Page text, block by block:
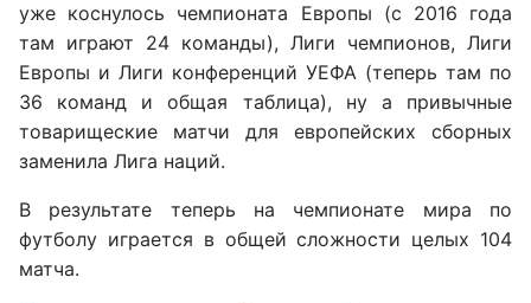
уже коснулось чемпионата Европы (с 2016 года
там играют 24 команды), Лиги чемпионов, Лиги
Европы и Лиги конференций УЕФА (теперь там по
36 команд и общая таблица), ну а привычные
товарищеские матчи для европейских сборных
заменила Лига наций.
В результате теперь на чемпионате мира по
футболу играется в общей сложности целых 104
матча.